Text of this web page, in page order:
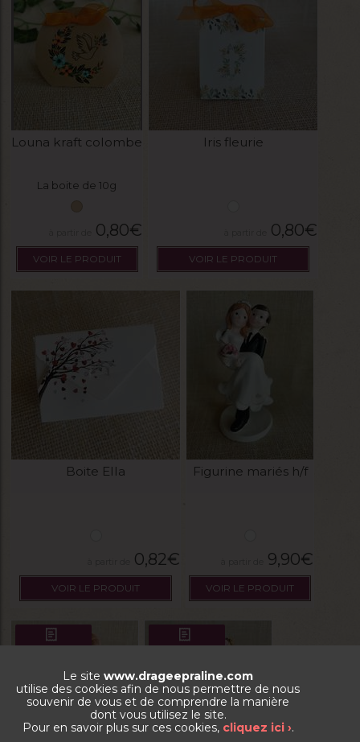
Louna kraft colombe
La boite de 10g
0,80€
VOIR LE PRODUIT
Iris fleurie
0,80€
VOIR LE PRODUIT
Boite Ella
0,82€
VOIR LE PRODUIT
Figurine mariés h/f
9,90€
VOIR LE PRODUIT
NOUVEAU NOUVEAU
Le site www.drageepraline.com
utilise des cookies afin de nous permettre de nous
souvenir de vous et de comprendre la manière
dont vous utilisez le site.
Pour en savoir plus sur ces cookies, cliquez ici ›.